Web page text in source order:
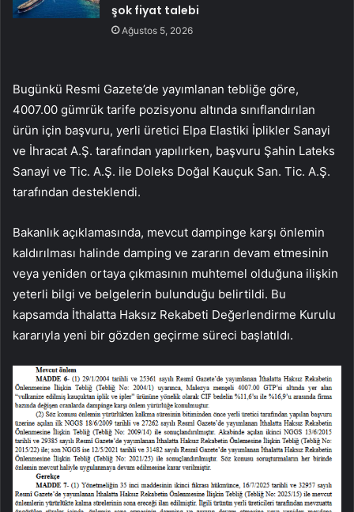
şok fiyat talebi
Ağustos 5, 2026
Bugünkü Resmi Gazete’de yayımlanan tebliğe göre,
4007.00 gümrük tarife pozisyonu altında sınıflandırılan
ürün için başvuru, yerli üretici Elpa Elastiki İplikler Sanayi
ve İhracat A.Ş. tarafından yapılırken, başvuru Şahin Lateks
Sanayi ve Tic. A.Ş. ile Doleks Doğal Kauçuk San. Tic. A.Ş.
tarafından desteklendi.
Bakanlık açıklamasında, mevcut dampinge karşı önlemin
kaldırılması halinde damping ve zararın devam etmesinin
veya yeniden ortaya çıkmasının muhtemel olduğuna ilişkin
yeterli bilgi ve belgelerin bulunduğu belirtildi. Bu
kapsamda İthalatta Haksız Rekabeti Değerlendirme Kurulu
kararıyla yeni bir gözden geçirme süreci başlatıldı.